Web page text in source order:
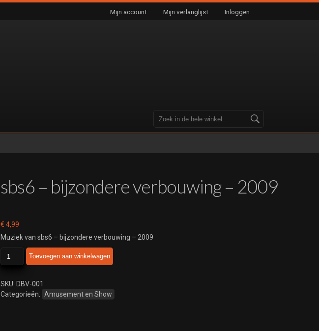
Mijn account Mijn verlanglijst Inloggen
sbs6 – bijzondere verbouwing – 2009
€ 4,99
Muziek van sbs6 – bijzondere verbouwing – 2009
-
verbouwing
-
Toevoegen aan winkelwagen
SKU: DBV-001
Categorieën: Amusement en Show